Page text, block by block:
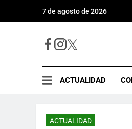
7 de agosto de 2026
ACTUALIDAD
ACTUALIDAD